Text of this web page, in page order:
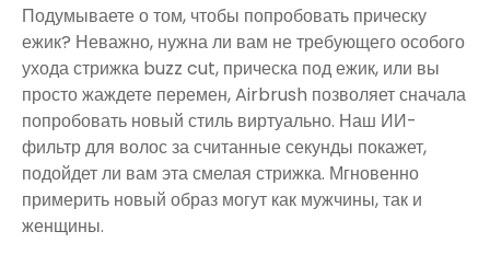
Подумываете о том, чтобы попробовать прическу
ежик? Неважно, нужна ли вам не требующего особого
ухода стрижка buzz cut, прическа под ежик, или вы
просто жаждете перемен, Airbrush позволяет сначала
попробовать новый стиль виртуально. Наш ИИ-
фильтр для волос за считанные секунды покажет,
подойдет ли вам эта смелая стрижка. Мгновенно
примерить новый образ могут как мужчины, так и
женщины.